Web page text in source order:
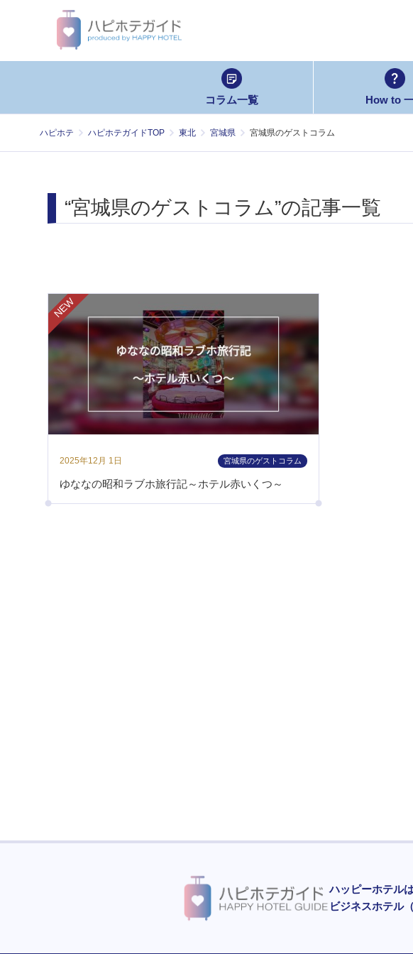
コラム一覧 How to
ハピホテ ハピホテガイドTOP 東北 宮城県 宮城県のゲストコラム
“宮城県のゲストコラム”の記事一覧
2025年12月 1日 宮城県のゲストコラム
ゆななの昭和ラブホ旅行記～ホテル赤いくつ～
NEW
ハッピーホテル
ビジネスホテル